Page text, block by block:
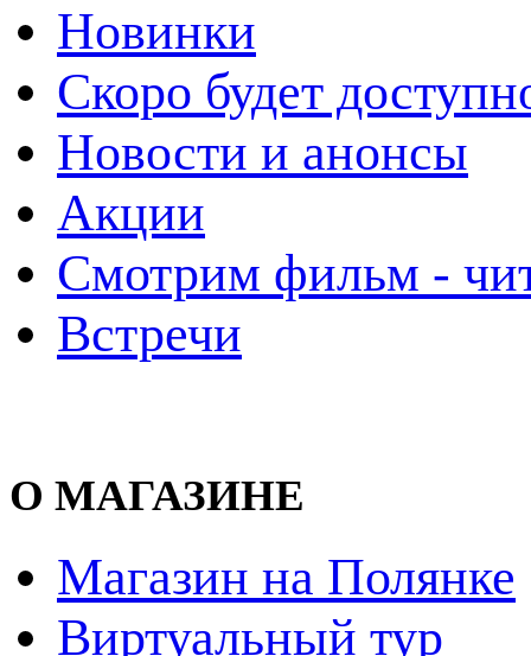
Новинки
Скоро будет
Новости и анонсы
Акции
Смотрим фильм -
Встречи
О МАГАЗИНЕ
Магазин на Полянке
Виртуальный тур